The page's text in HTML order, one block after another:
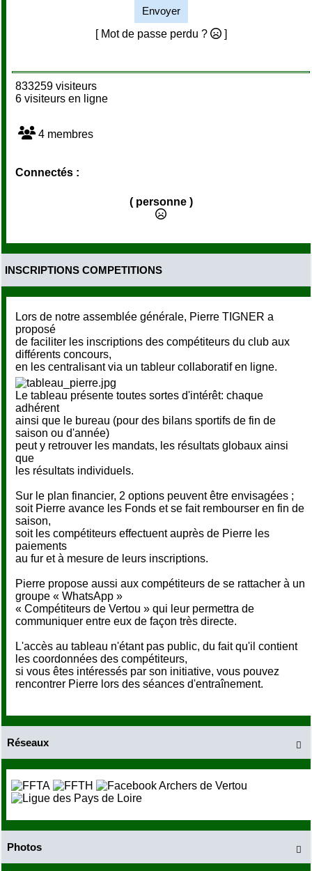
Envoyer
[ Mot de passe perdu ?
]
833259 visiteurs
6 visiteurs en ligne
4 membres
Connectés :
( personne )
INSCRIPTIONS COMPETITIONS
Lors de notre assemblée générale, Pierre TIGNER a
proposé
de faciliter les inscriptions des compétiteurs du club aux
différents concours,
en les centralisant via un tableur collaboratif en ligne.
Le tableau présente toutes sortes d'intérêt: chaque
adhérent
ainsi que le bureau (pour des bilans sportifs de fin de
saison ou d'année)
peut y retrouver les mandats, les résultats globaux ainsi
que
les résultats individuels.
Sur le plan financier, 2 options peuvent être envisagées ;
soit Pierre avance les Fonds et se fait rembourser en fin de
saison,
soit les compétiteurs effectuent auprès de Pierre les
paiements
au fur et à mesure de leurs inscriptions.
Pierre propose aussi aux compétiteurs de se rattacher à un
groupe « WhatsApp »
« Compétiteurs de Vertou » qui leur permettra de
communiquer entre eux de façon très directe.
L'accès au tableau n'étant pas public, du fait qu'il contient
les coordonnées des compétiteurs,
si vous êtes intéressés par son initiative, vous pouvez
rencontrer Pierre lors des séances d'entraînement.

Réseaux

Photos